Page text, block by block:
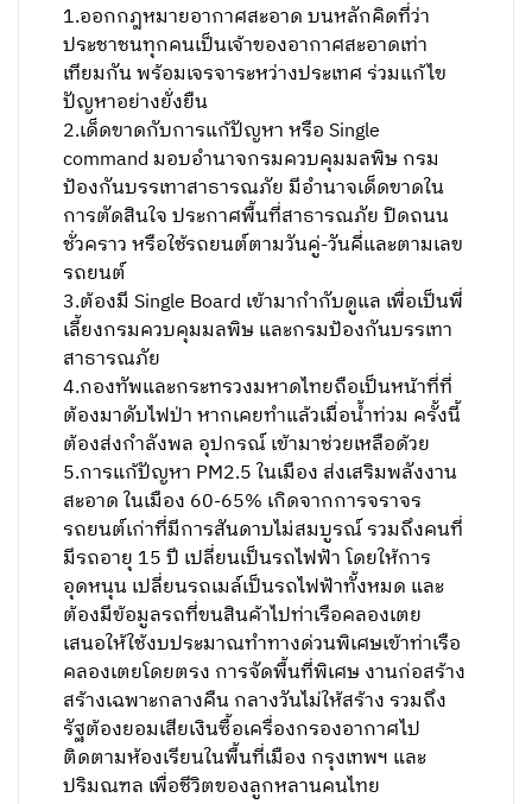
1.ออกกฎหมายอากาศสะอาด บนหลักคิดที่ว่า
ประชาชนทุกคนเป็นเจ้าของอากาศสะอาดเท่า
เทียมกัน พร้อมเจรจาระหว่างประเทศ ร่วมแก้ไข
ปัญหาอย่างยั่งยืน
2.เด็ดขาดกับการแก้ปัญหา หรือ Single
command มอบอำนาจกรมควบคุมมลพิษ กรม
ป้องกันบรรเทาสาธารณภัย มีอำนาจเด็ดขาดใน
การตัดสินใจ ประกาศพื้นที่สาธารณภัย ปิดถนน
ชั่วคราว หรือใช้รถยนต์ตามวันคู่-วันคี่และตามเลข
รถยนต์
3.ต้องมี Single Board เข้ามากำกับดูแล เพื่อเป็นพี่
เลี้ยงกรมควบคุมมลพิษ และกรมป้องกันบรรเทา
สาธารณภัย
4.กองทัพและกระทรวงมหาดไทยถือเป็นหน้าที่ที่
ต้องมาดับไฟป่า หากเคยทำแล้วเมื่อน้ำท่วม ครั้งนี้
ต้องส่งกำลังพล อุปกรณ์ เข้ามาช่วยเหลือด้วย
5.การแก้ปัญหา PM2.5 ในเมือง ส่งเสริมพลังงาน
สะอาด ในเมือง 60-65% เกิดจากการจราจร
รถยนต์เก่าที่มีการสันดาบไม่สมบูรณ์ รวมถึงคนที่
มีรถอายุ 15 ปี เปลี่ยนเป็นรถไฟฟ้า โดยให้การ
อุดหนุน เปลี่ยนรถเมล์เป็นรถไฟฟ้าทั้งหมด และ
ต้องมีข้อมูลรถที่ขนสินค้าไปท่าเรือคลองเตย
เสนอให้ใช้งบประมาณทำทางด่วนพิเศษเข้าท่าเรือ
คลองเตยโดยตรง การจัดพื้นที่พิเศษ งานก่อสร้าง
สร้างเฉพาะกลางคืน กลางวันไม่ให้สร้าง รวมถึง
รัฐต้องยอมเสียเงินซื้อเครื่องกรองอากาศไป
ติดตามห้องเรียนในพื้นที่เมือง กรุงเทพฯ และ
ปริมณฑล เพื่อชีวิตของลูกหลานคนไทย